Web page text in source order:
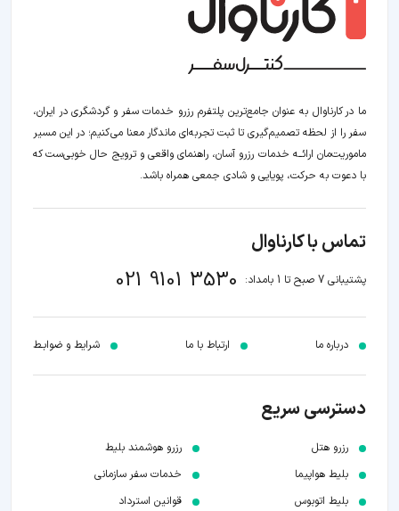
ما در کارناوال به عنوان جامع‌ترین پلتفرم رزرو خدمات سفر و گردشگری در ایران،
سفر را از لحظه‌ تصمیم‌گیری تا ثبت تجربه‌ای ماندگار معنا می‌کنیم؛ در این مسیر‍
ماموریت‌مان اراﺋــﻪ خدمات رزرو آسان، راهنمای واقعی و ترویج حال خوبی‌ست که
با دعوت به حرکت، پویایی و شادی جمعی همراه باشد.
تماس با کارناوال
پشتیبانی 7 صبح تا 1 بامداد: 021 9101 3530
درباره ما ارتباط با ما شرایط و ضوابـط
دسترسی سریع
رزرو هتل
بلیط هواپیما
بلیط اتوبوس
رزرو هوشمند بلیط
خدمات سفر سازمانی
قوانین استرداد